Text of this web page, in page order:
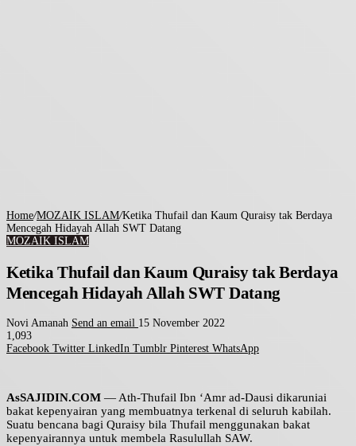
Home/MOZAIK ISLAM/Ketika Thufail dan Kaum Quraisy tak Berdaya
Mencegah Hidayah Allah SWT Datang
MOZAIK ISLAM
Ketika Thufail dan Kaum Quraisy tak Berdaya
Mencegah Hidayah Allah SWT Datang
Novi Amanah Send an email 15 November 2022
1,093
Facebook Twitter LinkedIn Tumblr Pinterest WhatsApp
AsSAJIDIN.COM — Ath-Thufail Ibn ‘Amr ad-Dausi dikaruniai
bakat kepenyairan yang membuatnya terkenal di seluruh kabilah.
Suatu bencana bagi Quraisy bila Thufail menggunakan bakat
kepenyairannya untuk membela Rasulullah SAW.